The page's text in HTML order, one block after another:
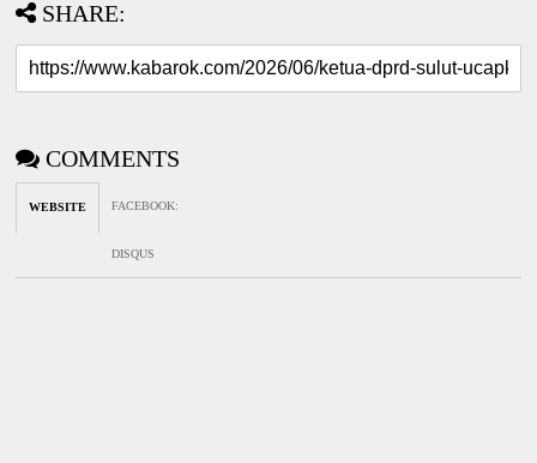
SHARE:
COMMENTS
WEBSITE FACEBOOK:
DISQUS